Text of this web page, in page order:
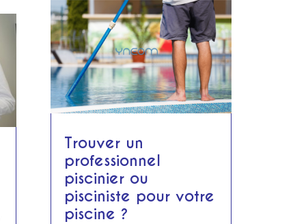
Trouver un
professionnel
piscinier ou
pisciniste pour votre
piscine ?